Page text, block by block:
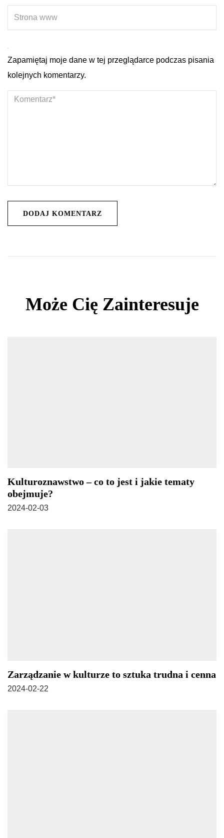
Zapamiętaj moje dane w tej przeglądarce podczas pisania
kolejnych komentarzy.
Może Cię Zainteresuje
Kulturoznawstwo – co to jest i jakie tematy
obejmuje?
2024-02-03
Zarządzanie w kulturze to sztuka trudna i cenna
2024-02-22